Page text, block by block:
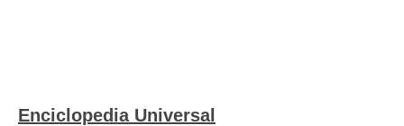
Enciclopedia Universal